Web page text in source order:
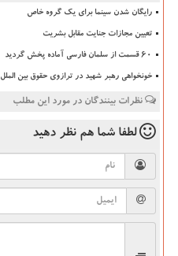
رایگان شدن سینما برای یک گروه خاص
تعیین مجازات جنایت مقابل بشریت
۶۰ قسمت از سلمان فارسی آماده پخش گردید
خونخواهی رهبر شهید در ترازوی حقوق بین الملل
نظرات بینندگان در مورد این مطلب
لطفا شما هم نظر دهید